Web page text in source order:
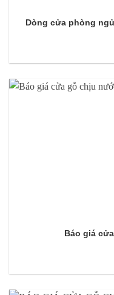
Dòng cửa phòng
Báo giá